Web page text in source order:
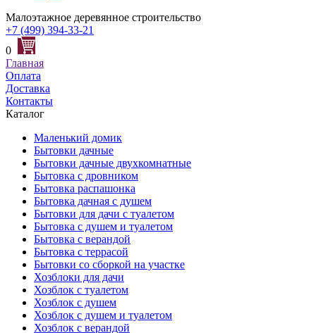
Малоэтажное деревянное строительство
+7 (499) 394-33-21
0
Главная
Оплата
Доставка
Контакты
Каталог
Маленький домик
Бытовки дачные
Бытовки дачные двухкомнатные
Бытовка с дровником
Бытовка распашонка
Бытовка дачная с душем
Бытовки для дачи с туалетом
Бытовка с душем и туалетом
Бытовка с верандой
Бытовка с террасой
Бытовки со сборкой на участке
Хозблоки для дачи
Хозблок с туалетом
Хозблок с душем
Хозблок с душем и туалетом
Хозблок с верандой